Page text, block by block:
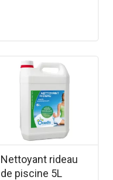
Nettoyant rideau
de piscine 5L